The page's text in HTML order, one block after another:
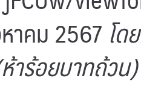
าคม 2567 โด
าร้อยบาทถ้วน)